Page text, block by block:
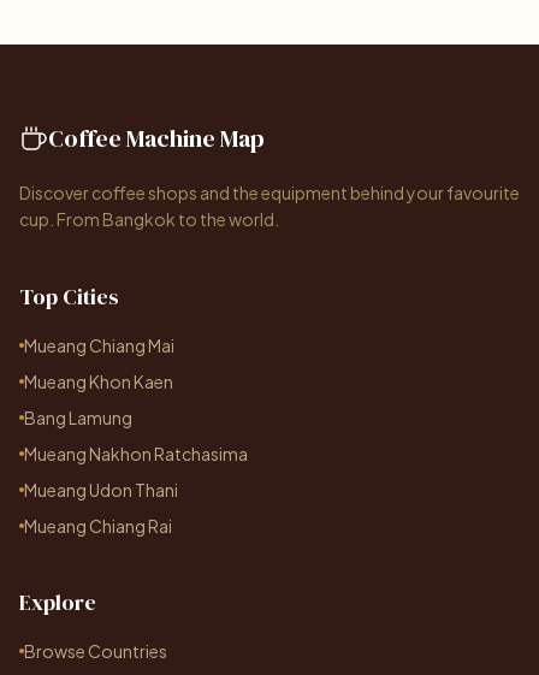
Coffee Machine Map
Discover coffee shops and the equipment behind your favourite
cup. From Bangkok to the world.
Top Cities
Mueang Chiang Mai
Mueang Khon Kaen
Bang Lamung
Mueang Nakhon Ratchasima
Mueang Udon Thani
Mueang Chiang Rai
Explore
Browse Countries